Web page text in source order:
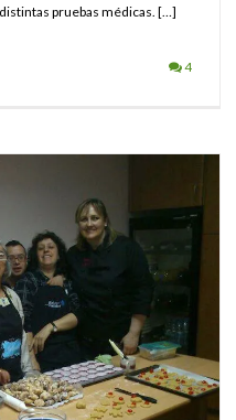
pruebas médicas. […]
4